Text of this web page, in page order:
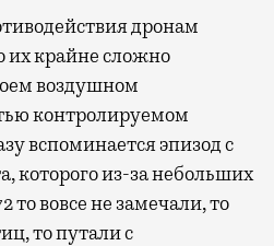
дронам
их крайне сложно
воздушном
контролируемом
вспоминается эпизод с
которого из-за небольших
то вовсе не замечали, то
то путали с